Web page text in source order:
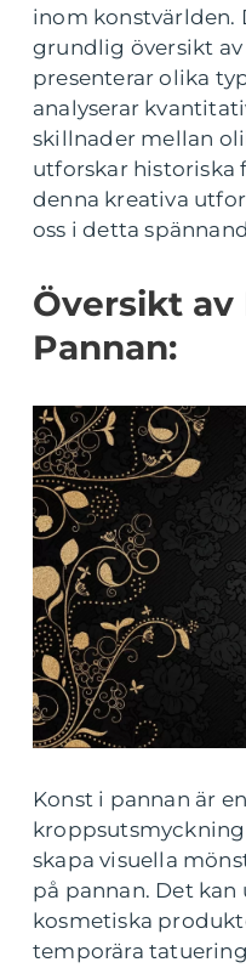
inom konstvärlden.
grundlig översikt av
presenterar olika
analyserar
skillnader mellan
utforskar historiska
denna kreativa
oss i detta
Översikt av
Pannan:
Konst i pannan är
skapa visuella
på pannan. Det
kosmetiska
temporära